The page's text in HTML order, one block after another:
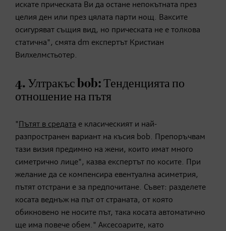
искате прическата Ви да остане непокътната през
целия ден или през цялата парти нощ. Ваксите
осигуряват същия вид, но прическата не е толкова
статична", смята dm експертът Кристиан
Вилхелмстьотер.
4. Ултракъс bob: Тенденцията по
отношение на пътя
" Пътят в средата е класическият и най-
разпространен вариант на късия bob. Препоръчвам
тази визия предимно на жени, които имат много
симетрично лице", казва експертът по косите. При
желание да се компенсира евентуална асиметрия,
пътят отстрани е за предпочитане. Съвет: разделете
косата веднъж на път от страната, от която
обикновено не носите път, така косата автоматично
ще има повече обем." Аксесоарите, като